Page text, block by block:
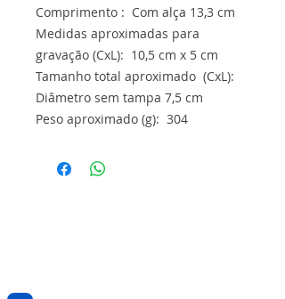
Comprimento : Com alça 13,3 cm
Medidas aproximadas para
gravação (CxL): 10,5 cm x 5 cm
Tamanho total aproximado (CxL):
Diâmetro sem tampa 7,5 cm
Peso aproximado (g): 304